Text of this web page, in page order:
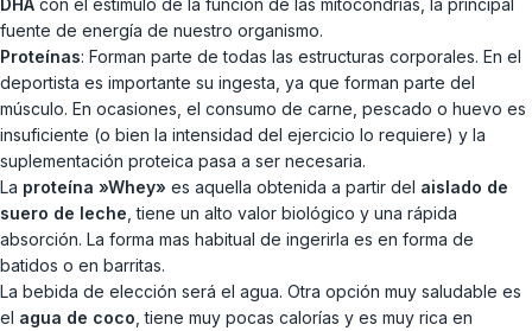
fuente de energía de nuestro organismo.
Proteínas: Forman parte de todas las estructuras corporales. En el
deportista es importante su ingesta, ya que forman parte del
músculo. En ocasiones, el consumo de carne, pescado o huevo es
insuficiente (o bien la intensidad del ejercicio lo requiere) y la
suplementación proteica pasa a ser necesaria.
La proteína »Whey» es aquella obtenida a partir del aislado de
suero de leche , tiene un alto valor biológico y una rápida
absorción. La forma mas habitual de ingerirla es en forma de
batidos o en barritas.
La bebida de elección será el agua. Otra opción muy saludable es
el agua de coco , tiene muy pocas calorías y es muy rica en